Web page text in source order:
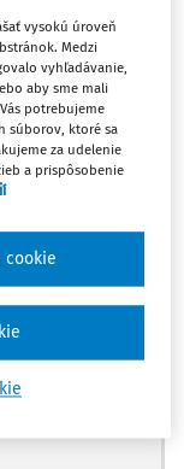
len
je
10 dní
aj k
vysokú úroveň
Medzi
vyhľadávanie,
aby sme mali
potrebujeme
súborov, ktoré sa
za udelenie
a prispôsobenie